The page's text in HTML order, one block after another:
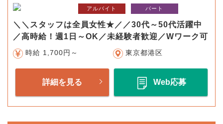
アルバイト パート
＼＼スタッフは全員女性★／／30代～50代活躍中
／高時給！週1日～OK／未経験者歓迎／Wワーク可
時給 1,700円～ 東京都港区
詳細を見る Web応募